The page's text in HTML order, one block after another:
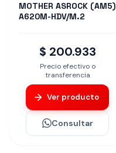
MOTHER ASROCK (AM5)
A620M-HDV/M.2
$ 200.933
Precio efectivo o
transferencia
Ver producto
Consultar